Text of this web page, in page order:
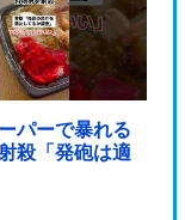
パーで暴れる
殺「発砲は適